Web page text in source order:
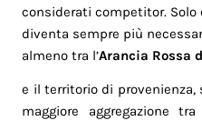
considerati competitor.
diventa sempre più
almeno tra l’Arancia Rossa
e il territorio di
maggiore aggregazione